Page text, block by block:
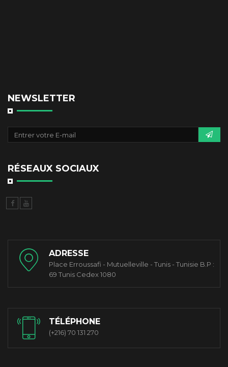
NEWSLETTER
RÉSEAUX SOCIAUX
ADRESSE
Place Erroussafi - Mutuelleville - Tunis - Tunisie B.P :
69 Tunis Cedex 1080
TÉLÉPHONE
(+216) 70 131 270